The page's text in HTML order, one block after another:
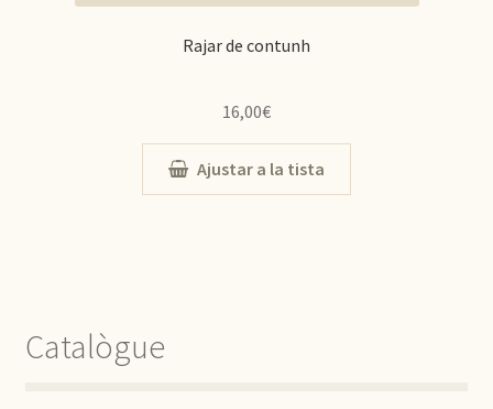
Rajar de contunh
16,00€
Ajustar a la tista
Catalògue